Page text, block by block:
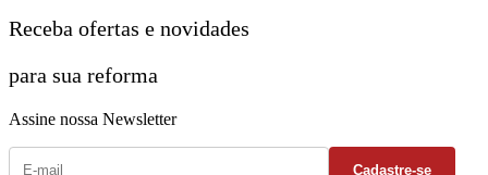
Receba ofertas e novidades
para sua reforma
Assine nossa Newsletter